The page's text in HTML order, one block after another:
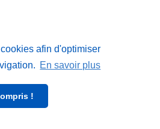
afin d'optimiser
En savoir plus
!